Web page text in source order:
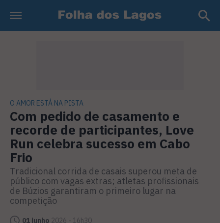
O AMOR ESTÁ NA PISTA
Com pedido de casamento e
recorde de participantes, Love
Run celebra sucesso em Cabo
Frio
Tradicional corrida de casais superou meta de
público com vagas extras; atletas profissionais
de Búzios garantiram o primeiro lugar na
competição
01 junho 2026 - 16h30